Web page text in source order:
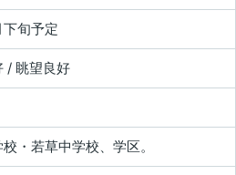
旬予定
/ 眺望良好
・若草中学校、学区。